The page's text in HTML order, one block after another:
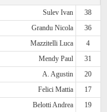
Sulev Ivan
38
Grandu Nicola
36
Mazzitelli Luca
4
Mendy Paul
31
A. Agustin
20
Felici Mattia
17
Belotti Andrea
19